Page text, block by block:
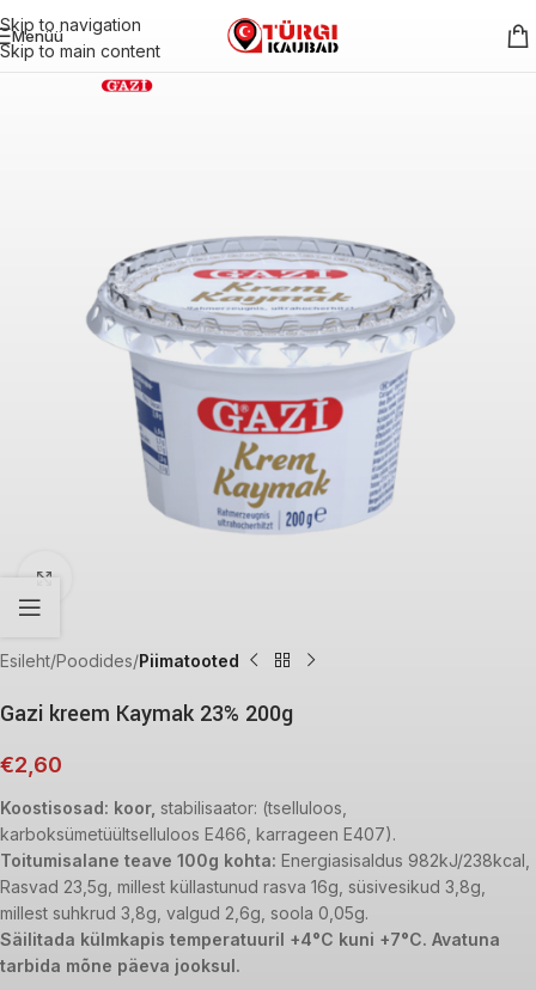
Skip to navigation
Skip to main content
Menüü
Esileht Poodides Piimatooted
Gazi kreem Kaymak 23% 200g
€2,60
Koostisosad: koor, stabilisaator: (tselluloos,
karboksümetüültselluloos E466, karrageen E407).
Toitumisalane teave 100g kohta: Energiasisaldus 982kJ/238kcal,
Rasvad 23,5g, millest küllastunud rasva 16g, süsivesikud 3,8g,
millest suhkrud 3,8g, valgud 2,6g, soola 0,05g.
Säilitada külmkapis temperatuuril +4°C kuni +7°C. Avatuna
tarbida mõne päeva jooksul.